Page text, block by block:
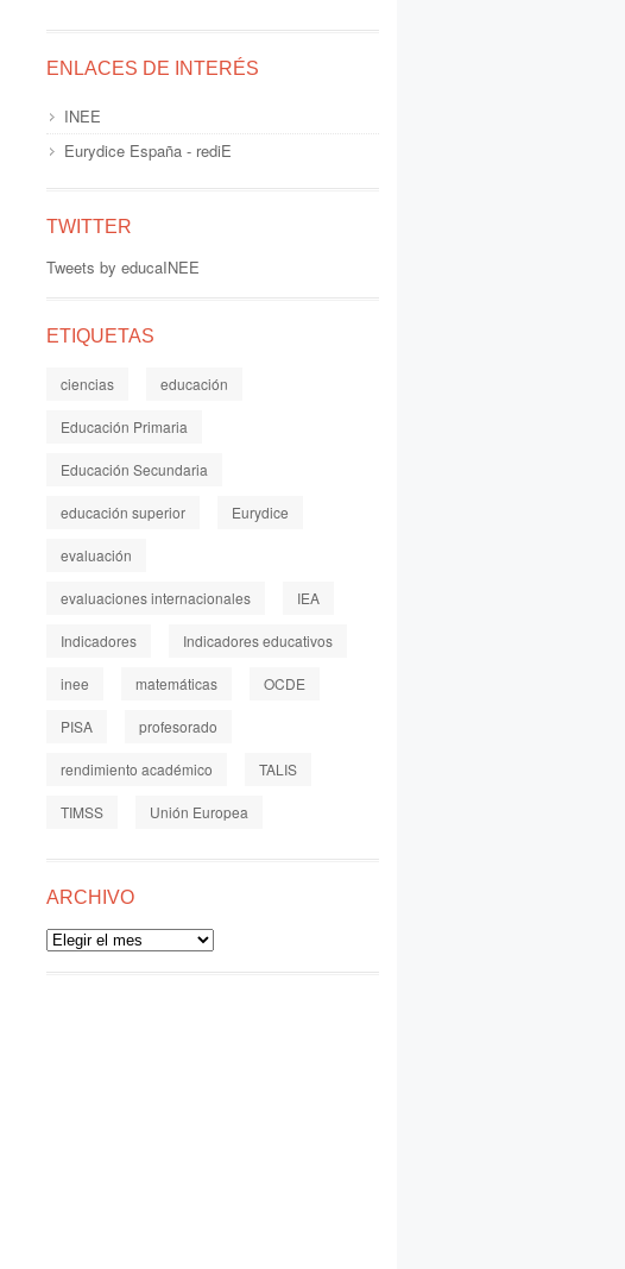
ENLACES DE INTERÉS
INEE
Eurydice España - rediE
TWITTER
Tweets by educaINEE
ETIQUETAS
ciencias educación
Educación Primaria
Educación Secundaria
educación superior Eurydice
evaluación
evaluaciones internacionales IEA
Indicadores Indicadores educativos
inee matemáticas OCDE
PISA profesorado
rendimiento académico TALIS
TIMSS Unión Europea
ARCHIVO
Archivo